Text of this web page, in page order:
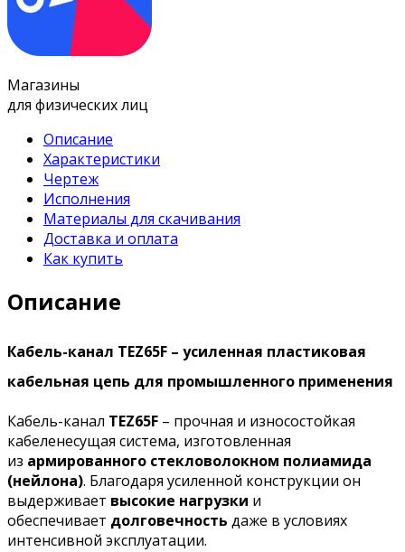
Магазины
для физических лиц
Описание
Характеристики
Чертеж
Исполнения
Материалы для скачивания
Доставка и оплата
Как купить
Описание
Кабель-канал TEZ65F – усиленная пластиковая
кабельная цепь для промышленного применения
Кабель-канал TEZ65F – прочная и износостойкая
кабеленесущая система, изготовленная
из армированного стекловолокном полиамида
(нейлона). Благодаря усиленной конструкции он
выдерживает высокие нагрузки и
обеспечивает долговечность даже в условиях
интенсивной эксплуатации.